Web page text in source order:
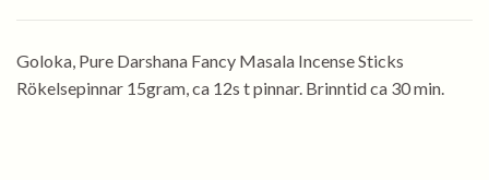
Goloka, Pure Darshana Fancy Masala Incense Sticks
Rökelsepinnar 15gram, ca 12s t pinnar. Brinntid ca 30 min.